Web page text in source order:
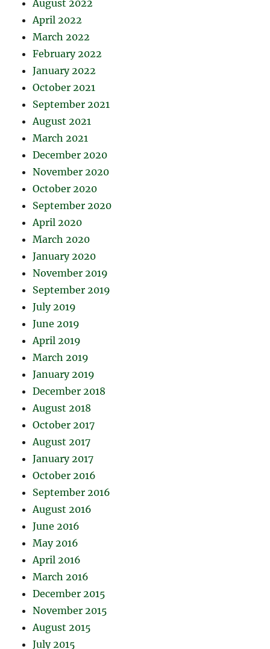
August 2022
April 2022
March 2022
February 2022
January 2022
October 2021
September 2021
August 2021
March 2021
December 2020
November 2020
October 2020
September 2020
April 2020
March 2020
January 2020
November 2019
September 2019
July 2019
June 2019
April 2019
March 2019
January 2019
December 2018
August 2018
October 2017
August 2017
January 2017
October 2016
September 2016
August 2016
June 2016
May 2016
April 2016
March 2016
December 2015
November 2015
August 2015
July 2015